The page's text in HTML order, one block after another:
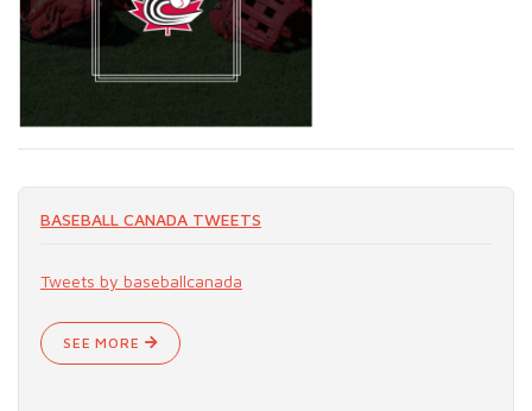
BASEBALL CANADA TWEETS
Tweets by baseballcanada
SEE MORE